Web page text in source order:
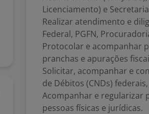
Licenciamento) e
Realizar atendimento e
Federal, PGFN,
Protocolar e acompanhar
pranchas e apurações
Solicitar, acompanhar e
de Débitos (CNDs)
Acompanhar e regularizar
pessoas físicas e jurídicas.